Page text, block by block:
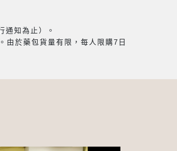
通知為止）。
由於藥包貨量有限，每人限購7日